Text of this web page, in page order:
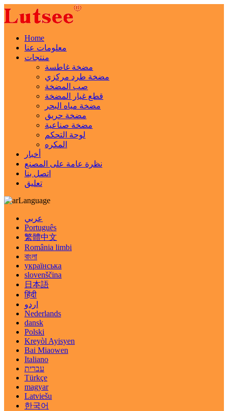
Home
معلومات عنا
منتجات
مضخة غاطسة
مضخة طرد مركزي
صب المضخة
قطع غيار المضخة
مضخة مياه البحر
مضخة حريق
مضخة صناعية
لوحة التحكم
المكره
أخبار
نظرة عامة على المصنع
اتصل بنا
تعليق
Language
عربي
Português
繁體中文
România limbi
বাংলা
українська
slovenščina
日本語
हिंदी
اردو
Nederlands
dansk
Polski
Kreyòl Ayisyen
Bai Miaowen
Italiano
עברית
Türkçe
magyar
Latviešu
한국어